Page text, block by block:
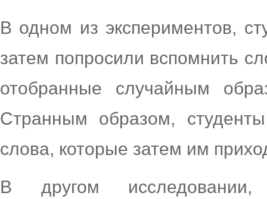
В одном из экспериментов,
затем попросили вспомнить
отобранные случайным
Странным образом,
слова, которые затем им
В другом